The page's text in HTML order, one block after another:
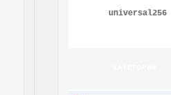
universal256